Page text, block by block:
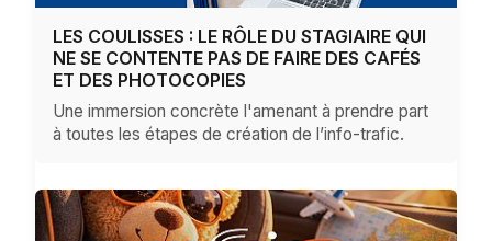
LES COULISSES : LE RÔLE DU STAGIAIRE QUI
NE SE CONTENTE PAS DE FAIRE DES CAFÉS
ET DES PHOTOCOPIES
Une immersion concrète l'amenant à prendre part
à toutes les étapes de création de l’info-trafic.